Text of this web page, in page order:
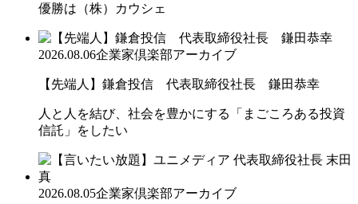
優勝は（株）カウシェ
2026.08.06企業家倶楽部アーカイブ
【先端人】鎌倉投信 代表取締役社長 鎌田恭幸
人と人を結び、社会を豊かにする「まごころある投資
信託」をしたい
2026.08.05企業家倶楽部アーカイブ